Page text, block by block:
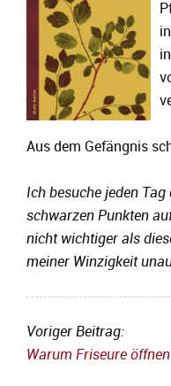
Aus dem Gefängnis
Ich besuche jeden
schwarzen Punkten
nicht wichtiger als
meiner Winzigkeit
Voriger Beitrag:
Warum Friseure